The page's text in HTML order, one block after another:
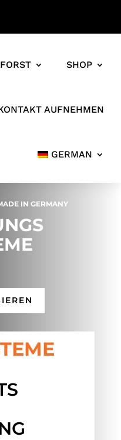
FORST SHOP
AUFNEHMEN
GERMAN
IN GERMANY